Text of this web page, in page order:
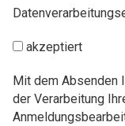
akzeptiert
Mit dem Absenden
der Verarbeitung